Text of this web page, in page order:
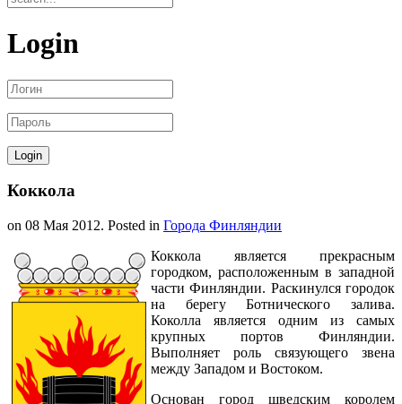
Login
Коккола
on 08 Мая 2012. Posted in Города Финляндии
Коккола является прекрасным
городком, расположенным в западной
части Финляндии. Раскинулся городок
на берегу Ботнического залива.
Коколла является одним из самых
крупных портов Финляндии.
Выполняет роль связующего звена
между Западом и Востоком.
Основан город шведским королем